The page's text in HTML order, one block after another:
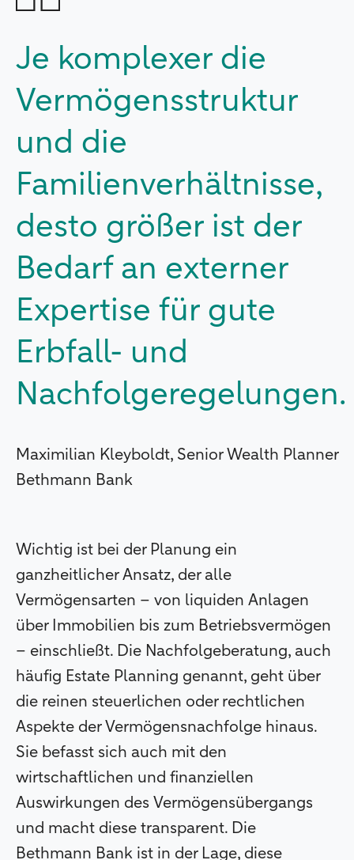
Je komplexer die
Vermögensstruktur
und die
Familienverhältnisse,
desto größer ist der
Bedarf an externer
Expertise für gute
Erbfall- und
Nachfolgeregelungen.
Maximilian Kleyboldt, Senior Wealth Planner
Bethmann Bank
Wichtig ist bei der Planung ein
ganzheitlicher Ansatz, der alle
Vermögensarten – von liquiden Anlagen
über Immobilien bis zum Betriebsvermögen
– einschließt. Die Nachfolgeberatung, auch
häufig Estate Planning genannt, geht über
die reinen steuerlichen oder rechtlichen
Aspekte der Vermögensnachfolge hinaus.
Sie befasst sich auch mit den
wirtschaftlichen und finanziellen
Auswirkungen des Vermögensübergangs
und macht diese transparent. Die
Bethmann Bank ist in der Lage, diese